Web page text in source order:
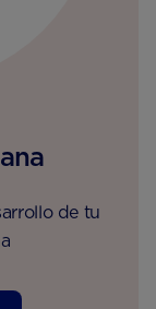
de tu